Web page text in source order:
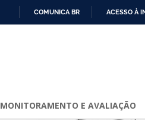
COMUNICA BR ACESSO À
MONITORAMENTO E AVALIAÇÃO